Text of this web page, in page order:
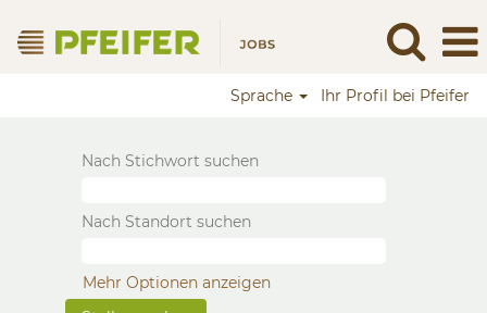
Sprache Ihr Profil bei Pfeifer
Nach Stichwort suchen
Nach Standort suchen
Mehr Optionen anzeigen